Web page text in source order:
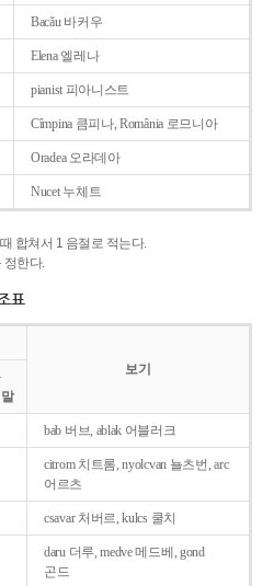
Bacǎu 바커우
Elena 엘레나
pianist 피아니스트
Cîmpina 큼피나, România 로므니아
Oradea 오라데아
Nucet 누체트
합쳐서 1 음절로 적는다.
정한다.
표
보기
bab 버브, ablak 어블러크
citrom 치트롬, nyolcvan 뇰츠번, arc
어르츠
csavar 처버르, kulcs 쿨치
daru 더루, medve 메드베, gond
곤드